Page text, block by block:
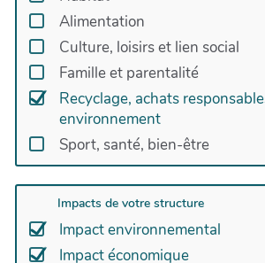
Alimentation
Culture, loisirs et lien social
Famille et parentalité
Recyclage, achats
environnement
Sport, santé, bien-être
Impacts de votre structure
Impact environnemental
Impact économique